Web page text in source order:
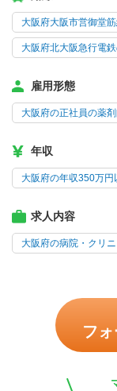
大阪府大阪市営御堂
大阪府北大阪急行電
雇用形態
大阪府の正社員の薬
年収
大阪府の年収350万円
求人内容
大阪府の病院・クリ
フ